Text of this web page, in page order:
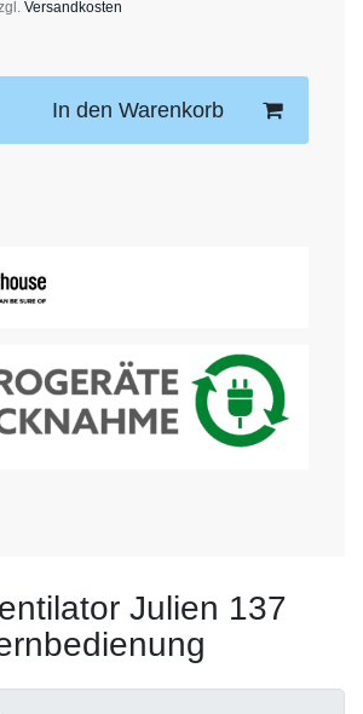
Versandkosten
In den Warenkorb
Julien 137